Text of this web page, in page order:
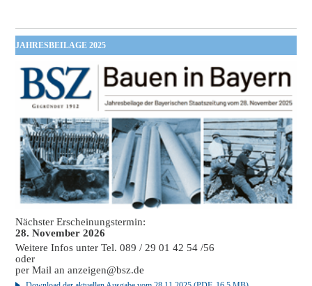
JAHRESBEILAGE 2025
Nächster Erscheinungstermin:
28. November 2026
Weitere Infos unter Tel. 089 / 29 01 42 54 /56
oder
per Mail ananzeigen@bsz.de